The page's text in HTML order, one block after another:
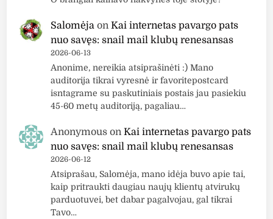
Salomėja onKai internetas pavargo pats
nuo savęs: snail mail klubų renesansas
2026-06-13
Anonime, nereikia atsiprašinėti :) Mano
auditorija tikrai vyresnė ir favoritepostcard
isntagrame su paskutiniais postais jau pasiekiu
45-60 metų auditoriją, pagaliau…
Anonymous onKai internetas pavargo pats
nuo savęs: snail mail klubų renesansas
2026-06-12
Atsiprašau, Salomėja, mano idėja buvo apie tai,
kaip pritraukti daugiau naujų klientų atvirukų
parduotuvei, bet dabar pagalvojau, gal tikrai
Tavo…